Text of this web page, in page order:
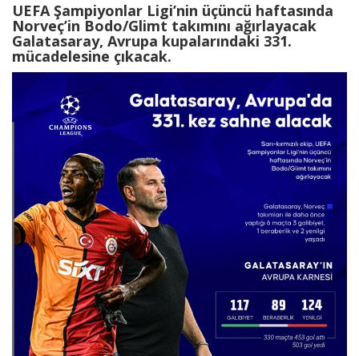
UEFA Şampiyonlar Ligi’nin üçüncü haftasında
Norveç’in Bodo/Glimt takımını ağırlayacak
Galatasaray, Avrupa kupalarındaki 331.
mücadelesine çıkacak.